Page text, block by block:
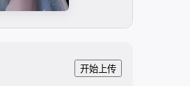
开始上传